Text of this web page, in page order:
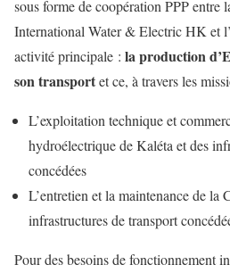
sous forme de coopération PPP entre
International Water & Electric HK et
activité principale : la production
son transportet ce, à travers les
L’exploitation technique et
hydroélectrique de Kaléta et des
concédées
L’entretien et la maintenance de la
infrastructures de transport
Pour des besoins de fonctionnement